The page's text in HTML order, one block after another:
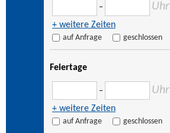
– Uhr
+ weitere Zeiten
auf Anfrage geschlossen
Feiertage
– Uhr
+ weitere Zeiten
auf Anfrage geschlossen